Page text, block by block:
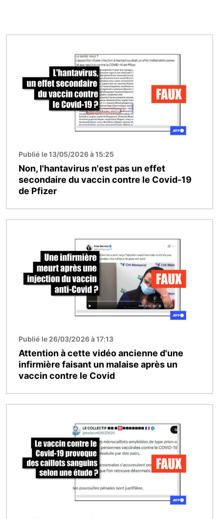
Publié le 13/05/2026 à 15:25
Non, l'hantavirus n'est pas un effet
secondaire du vaccin contre le Covid-19
de Pfizer
Publié le 26/03/2026 à 17:13
Attention à cette vidéo ancienne d'une
infirmière faisant un malaise après un
vaccin contre le Covid